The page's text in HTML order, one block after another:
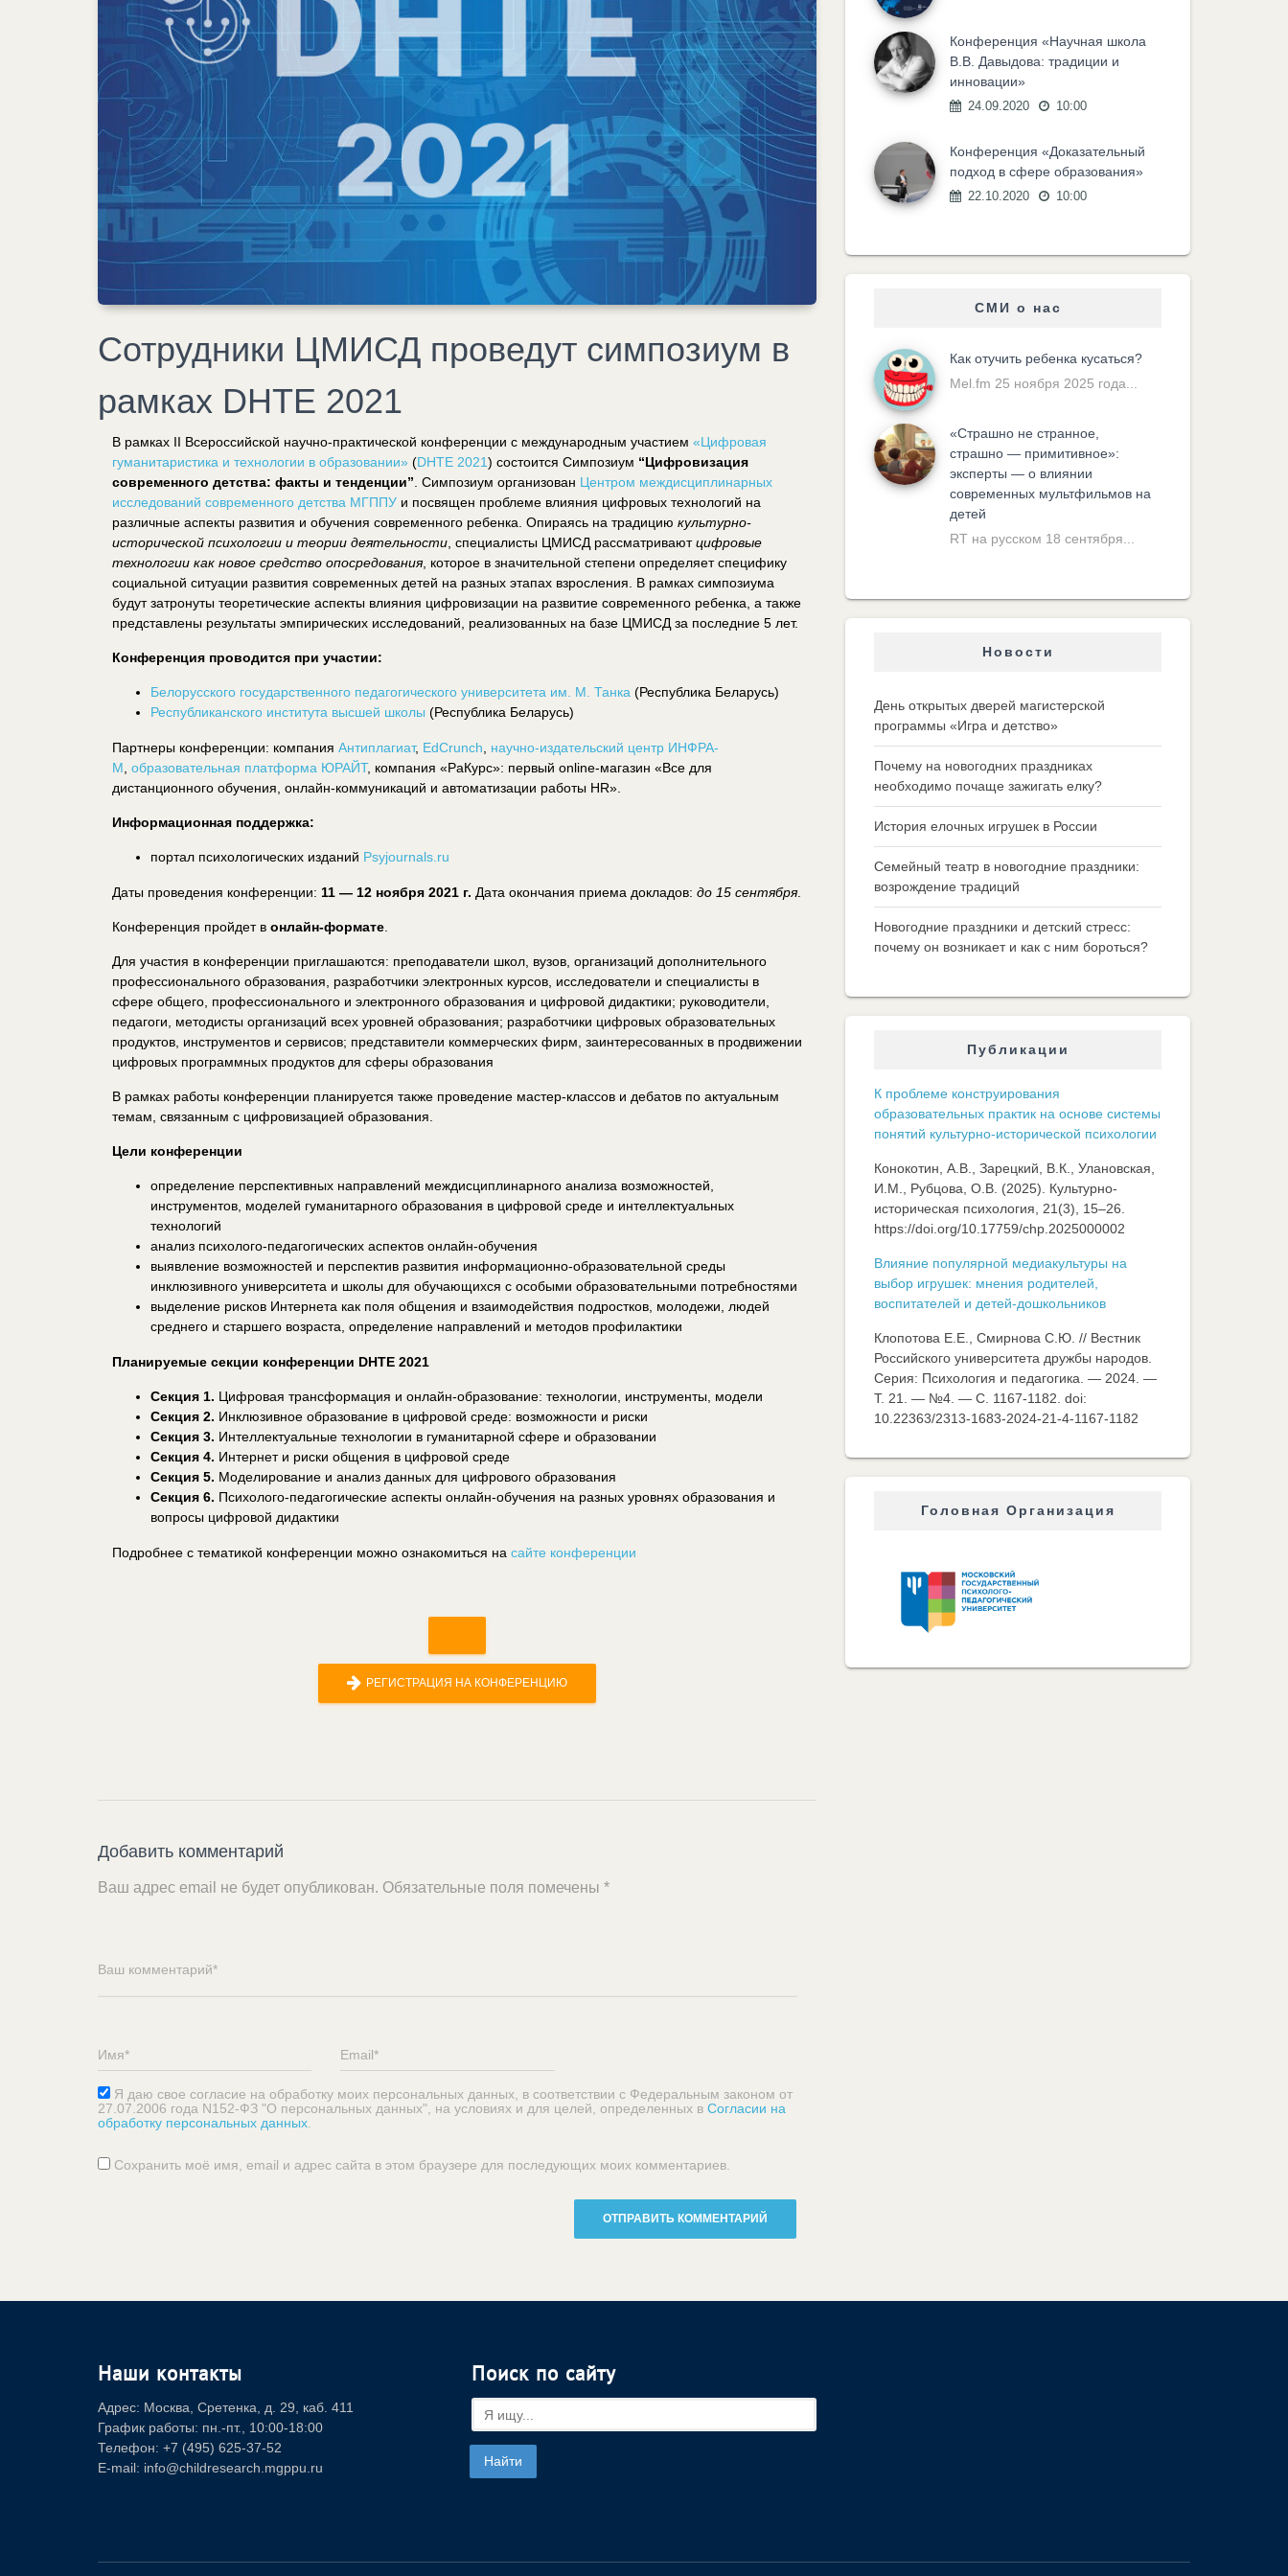
Сотрудники ЦМИСД проведут симпозиум в
рамках DHTE 2021
В рамках II Всероссийской научно-практической конференции с международным участием «Цифровая
гуманитаристика и технологии в образовании» (DHTE 2021) состоится Симпозиум “Цифровизация
современного детства: факты и тенденции” . Симпозиум организован Центром междисциплинарных
исследований современного детства МГППУ и посвящен проблеме влияния цифровых технологий на
различные аспекты развития и обучения современного ребенка. Опираясь на традицию культурно-
исторической психологии и теории деятельности , специалисты ЦМИСД рассматриваютцифровые
технологии как новое средство опосредования, которое в значительной степени определяет специфику
социальной ситуации развития современных детей на разных этапах взросления. В рамках симпозиума
будут затронуты теоретические аспекты влияния цифровизации на развитие современного ребенка, а также
представлены результаты эмпирических исследований, реализованных на базе ЦМИСД за последние 5 лет.
Конференция проводится при участии:
Белорусского государственного педагогического университета им. М. Танка (Республика Беларусь)
Республиканского института высшей школы (Республика Беларусь)
Партнеры конференции: компания Антиплагиат, EdCrunch
научно-издательский центр ИНФРА-
М образовательная платформа ЮРАЙТ, компания «РаКурс»: первый online-магазин «Все для
дистанционного обучения, онлайн-коммуникаций и автоматизации работы HR».
Информационная поддержка:
портал психологических изданий Psyjournals.ru
Даты проведения конференции: 11 — 12 ноября 2021 г. Дата окончания приема докладов: до 15 сентября.
Конференция пройдет в онлайн-формате
Для участия в конференции приглашаются: преподаватели школ, вузов, организаций дополнительного
профессионального образования, разработчики электронных курсов, исследователи и специалисты в
сфере общего, профессионального и электронного образования и цифровой дидактики; руководители,
педагоги, методисты организаций всех уровней образования; разработчики цифровых образовательных
продуктов, инструментов и сервисов; представители коммерческих фирм, заинтересованных в продвижении
цифровых программных продуктов для сферы образования
В рамках работы конференции планируется также проведение мастер-классов и дебатов по актуальным
темам, связанным с цифровизацией образования.
Цели конференции
определение перспективных направлений междисциплинарного анализа возможностей,
инструментов, моделей гуманитарного образования в цифровой среде и интеллектуальных
технологий
анализ психолого-педагогических аспектов онлайн-обучения
выявление возможностей и перспектив развития информационно-образовательной среды
инклюзивного университета и школы для обучающихся с особыми образовательными потребностями
выделение рисков Интернета как поля общения и взаимодействия подростков, молодежи, людей
среднего и старшего возраста, определение направлений и методов профилактики
Планируемые секции конференции DHTE 2021
Секция 1. Цифровая трансформация и онлайн-образование: технологии, инструменты, модели
Секция 2. Инклюзивное образование в цифровой среде: возможности и риски
Секция 3. Интеллектуальные технологии в гуманитарной сфере и образовании
Секция 4. Интернет и риски общения в цифровой среде
Секция 5. Моделирование и анализ данных для цифрового образования
Секция 6. Психолого-педагогические аспекты онлайн-обучения на разных уровнях образования и
вопросы цифровой дидактики
Подробнее с тематикой конференции можно ознакомиться на сайте конференции
РЕГИСТРАЦИЯ НА КОНФЕРЕНЦИЮ
Добавить комментарий
Ваш адрес email не будет опубликован. Обязательные поля помечены *
Я даю свое согласие на обработку моих персональных данных, в соответствии с Федеральным законом от
27.07.2006 года N152-ФЗ "О персональных данных", на условиях и для целей, определенных в Согласии на
обработку персональных данных.
Сохранить моё имя, email и адрес сайта в этом браузере для последующих моих комментариев.
Конференция «Научная школа
В.В. Давыдова: традиции и
инновации»
24.09.2020 10:00
Конференция «Доказательный
подход в сфере образования»
22.10.2020 10:00
СМИ о нас
Как отучить ребенка кусаться?
Mel.fm 25 ноября 2025 года...
«Cтрашно не странное,
страшно — примитивное»:
эксперты — о влиянии
современных мультфильмов на
детей
RT на русском 18 сентября...
Новости
День открытых дверей магистерской
программы «Игра и детство»
Почему на новогодних праздниках
необходимо почаще зажигать елку?
История елочных игрушек в России
Семейный театр в новогодние праздники:
возрождение традиций
Новогодние праздники и детский стресс:
почему он возникает и как с ним бороться?
Публикации
К проблеме конструирования
образовательных практик на основе системы
понятий культурно-исторической психологии
Конокотин, А.В., Зарецкий, В.К., Улановская,
И.М., Рубцова, О.В. (2025). Культурно-
историческая психология, 21(3), 15–26.
https://doi.org/10.17759/chp.2025000002
Влияние популярной медиакультуры на
выбор игрушек: мнения родителей,
воспитателей и детей-дошкольников
Клопотова Е.Е., Смирнова С.Ю. // Вестник
Российского университета дружбы народов.
Серия: Психология и педагогика. — 2024. —
Т. 21. — №4. — C. 1167-1182. doi:
10.22363/2313-1683-2024-21-4-1167-1182
Головная Организация
Наши контакты
Адрес: Москва, Сретенка, д. 29, каб. 411
График работы: пн.-пт., 10:00-18:00
Телефон: +7 (495) 625-37-52
E-mail: info@childresearch.mgppu.ru
Поиск по сайту